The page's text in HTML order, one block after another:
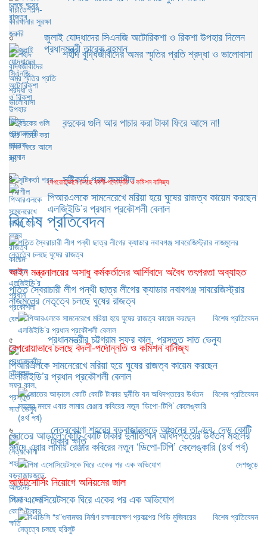
৩ জুলাই যোদ্ধাদের সিএনজি অটোরিকশা ও রিকশা উপহার দিলেন
প্রধানমন্ত্রী তারেক রহমান
৪ বেপরোয়াভাবে চলছে বদলী-পদোন্নতি ও কমিশন বানিজ্য
পিআরএলকে সামনেরেখে মরিয়া হয়ে ঘুষের রাজত্ব কায়েম করছেন
এলজিইডি’র প্রধান প্রকৌশলী বেলাল
৫ প্রধানমন্ত্রীর চট্টগ্রাম সফর কাল, প্রস্তুত সাত ভেন্যু
৬ নেত্রকোণা শহরের বড়বাজারজুড়ে আগুনের তাণ্ডব, দেড় কোটি
টাকার ক্ষতি
শহীদ বুদ্ধিজীবীদের অমর স্মৃতির প্রতি শ্রদ্ধা ও ভালোবাসা
বন্দুকের গুলি আর পাচার করা টাকা ফিরে আসে না!
সৃষ্টিকর্তা পরম ক্ষমাশীল
বিশেষ প্রতিবেদন
আইন মন্ত্রনালয়ের অসাধু কর্মকর্তাদের আর্শিবাদে অবৈধ তৎপরতা অব্যাহত
পতিত স্বৈরাচারী লীগ পন্থী ছাত্র লীগের ক্যাডার নবাবগঞ্জ সাবরেজিস্ট্রার
নাজমুলের নেতৃত্বে চলছে ঘুষের রাজত্ব
বিশেষ প্রতিবেদন
বেপরোয়াভাবে চলছে বদলী-পদোন্নতি ও কমিশন বানিজ্য
পিআরএলকে সামনেরেখে মরিয়া হয়ে ঘুষের রাজত্ব কায়েম করছেন
এলজিইডি’র প্রধান প্রকৌশলী বেলাল
বিশেষ প্রতিবেদন
জোতের আড়ালে কোটি কোটি টাকার দুর্নীতি বন অধিদপ্তরের উর্ধতন মহলের
মদদে এবার লামায় রেঞ্জার কবিরের নতুন ‘ডিপো-টিপি’ কেলেঙ্কারি (৪র্থ পর্ব)
দেশজুড়ে
আউটসোর্সিং নিয়োগে অনিয়মের জাল
পিমা এসোসিয়েটসকে ঘিরে একের পর এক অভিযোগ
বিশেষ প্রতিবেদন